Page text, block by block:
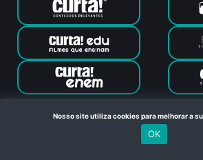
Canal Curta © 2024. Todos os direitos
no Rio de Janeiro
Nosso site utiliza cookies para melhorar a
OK